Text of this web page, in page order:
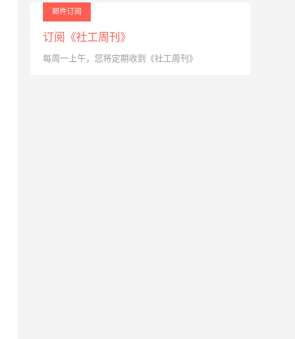
邮件订阅
订阅《社工周刊》
每周一上午，您将定期收到《社工周刊》